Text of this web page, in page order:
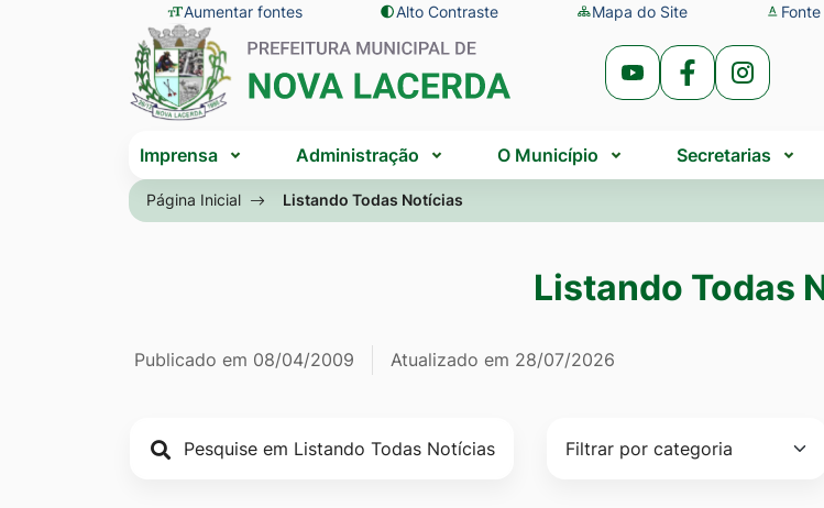
Seção
de
atalhos
e
links
de
acessibilidade
para
o
conteúdo
[alt+1]
Ir
para
busca
Aumentar fontes Alto Contraste Mapa do Site
Seção
do
menu
Acessar
Rede
Social
Youtube
Acessar
Rede
Social
Facebook
Acessar
Rede
Social
menu
Imprensa Administração O Município Secretarias
Página Inicial Listando Todas Notícias
Listando Todas
Página Listando Todas
Informações
de
publicação
Publicado em 08/04/2009 Atualizado em 28/07/2026